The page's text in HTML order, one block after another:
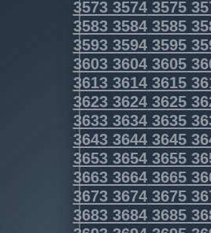
357335743575
358335843585
359335943595
360336043605
361336143615
362336243625
363336343635
364336443645
365336543655
366336643665
367336743675
368336843685